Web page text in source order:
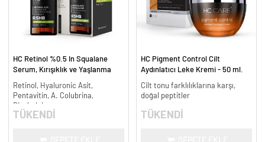
HC Retinol %0.5 In Squalane
Serum, Kırışıklık ve Yaşlanma
Retinol, Hyaluronic Asit,
Pentavitin, A. Colubrina,
Bisabolol
TÜKENDİ
HC Pigment Control Cilt
Aydınlatıcı Leke Kremi - 50 ml.
Cilt tonu farklılıklarına karşı,
doğal peptitler
TÜKENDİ